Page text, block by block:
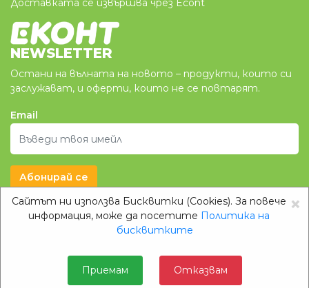
×
Сайтът ни използва Бисквитки (Cookies). За повече
информация, може да посетите Политика на
бисквитките
Приемам Отказвам
Доставката се извършва чрез Econt
NEWSLETTER
Остани на вълната на новото – продукти, които си
заслужават, и оферти, които не се повтарят.
Email
Абонирай се
Klimazon.BG
Copyright © 2026 Klimazon.bg
Всички права запазени
Изработка на онлайн
магазинDevnox Ltd.